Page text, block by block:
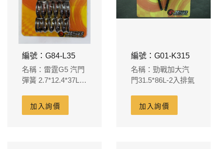
編號：G84-L35
名稱：雷霆G5 汽門
彈簧 2.7*12.4*37L 4
加入詢價
編號：G01-K315
名稱：勁戰加大汽
門31.5*86L-2入排氣
加入詢價